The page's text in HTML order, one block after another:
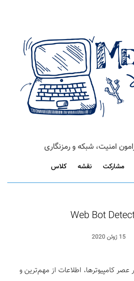
امنیت، شبکه و رمزنگاری
مشارکت نقشه کلاس
Web Bot
15 ژوئن 2020
عصر کامپیوترها، اطلاعات از مهم‌ترین و